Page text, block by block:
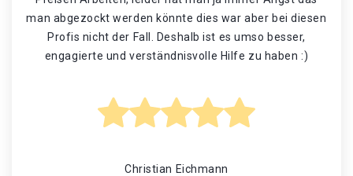
man abgezockt werden könnte dies war aber bei diesen
Profis nicht der Fall. Deshalb ist es umso besser,
engagierte und verständnisvolle Hilfe zu haben :)
Christian Eichmann